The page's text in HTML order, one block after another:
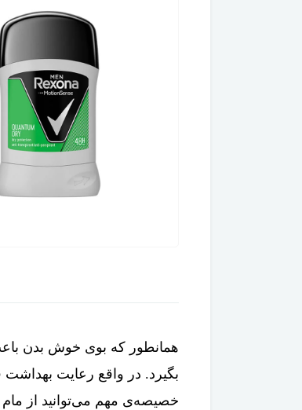
خصیصه‌ی مهم می‌توانید از مام رول ضد تعریق مردانه مدل کوانتوم دری رکسونا استفاده کنید.